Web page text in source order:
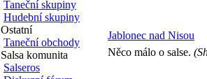
Taneční skupiny
Hudební skupiny
Ostatní
Taneční obchody
Salsa komunita
Salseros
Jablonec nad Nisou
Něco málo o salse.